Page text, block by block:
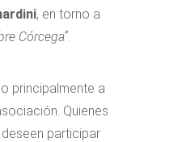
, en torno a
Córcega”.
principalmente a
Quienes
participar